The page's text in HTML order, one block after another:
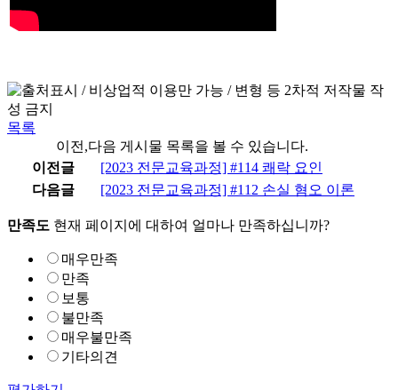
목록
이전,다음 게시물 목록을 볼 수 있습니다.
이전글
[2023 전문교육과정] #114 쾌락 요인
다음글
[2023 전문교육과정] #112 손실 혐오 이론
만족도 현재 페이지에 대하여 얼마나 만족하십니까?
매우만족
만족
보통
불만족
매우불만족
기타의견